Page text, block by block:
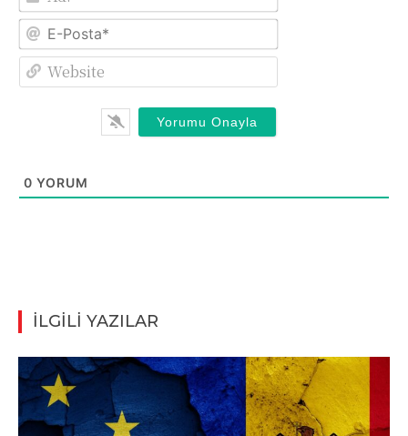
E-
0 YORUM
İLGİLİ YAZILAR